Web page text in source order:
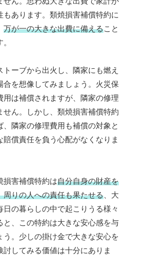
もあります。類焼損害補償特約に
万が一の大きな出費に備えること
ーブから出火し、隣家にも燃え
合を想像してみましょう。火災保
用は補償されますが、隣家の修理
せん。しかし、類焼損害補償特約
、隣家の修理費用も補償の対象と
賠償責任を負う心配がなくなりま
損害補償特約は自分自身の財産を
周りの人への責任も果たせる 、大
日の暮らしの中で起こりうる様々
と、この特約は大きな安心感を与
う。少しの掛け金で大きな安心を
討してみる価値は十分にありま